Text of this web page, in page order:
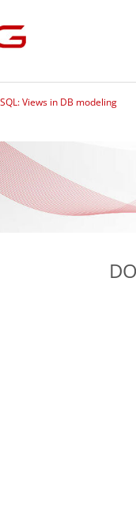
Views in DB modeling